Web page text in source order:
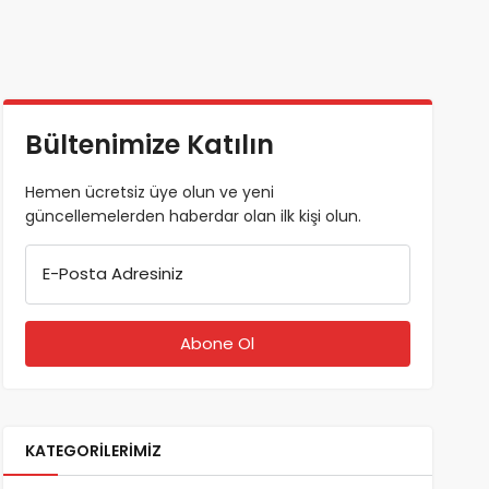
Bültenimize Katılın
Hemen ücretsiz üye olun ve yeni
güncellemelerden haberdar olan ilk kişi olun.
E-Posta Adresiniz
KATEGORILERIMIZ